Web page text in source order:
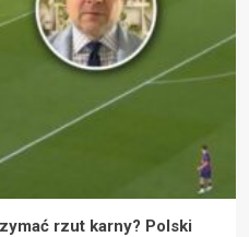
rzut karny? Polski